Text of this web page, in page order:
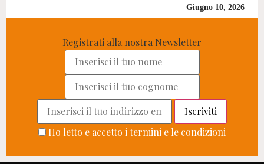
Giugno 10, 2026
Registrati alla nostra Newsletter
Ho letto e accetto i termini e le condizioni